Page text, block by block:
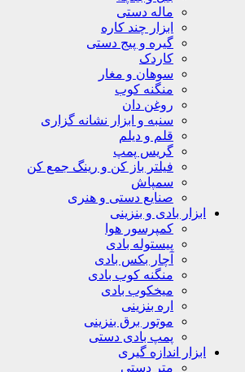
ماله دستی
ابزار چند کاره
گیره و پیج دستی
کاردک
سوهان و مغار
منگنه کوب
روغن دان
سنبه و ابزار نشانه گزاری
قلم و دیلم
گریس پمپ
فیلتر باز کن و رینگ جمع کن
سمپاش
صنایع دستی و هنری
ابزار بادی و بنزینی
کمپرسور هوا
پیستوله بادی
آچار بکس بادی
منگنه کوب بادی
میخکوب بادی
اره بنزینی
موتور برق بنزینی
پمپ بادی دستی
ابزار اندازه گیری
متر دستی